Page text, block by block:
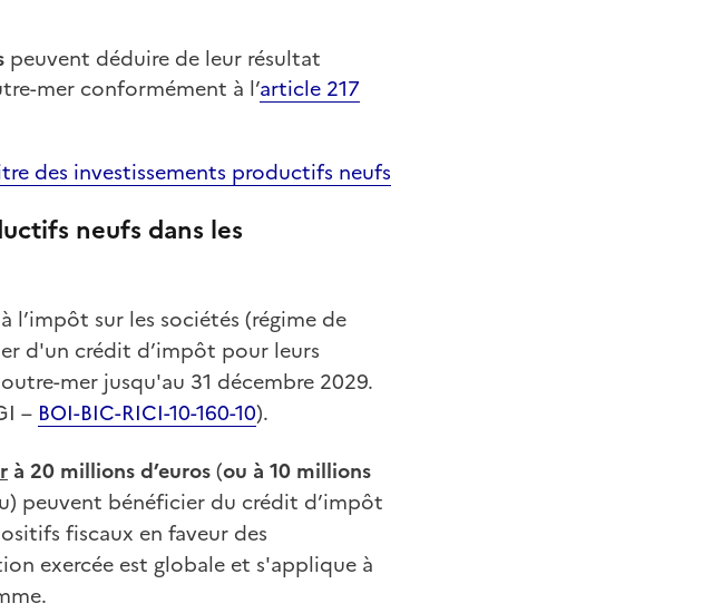
peuvent déduire de leur résultat
mer conformément à l’article 217
des investissements productifs neufs
neufs dans les
l’impôt sur les sociétés (régime de
d'un crédit d’impôt pour leurs
mer jusqu'au 31 décembre 2029.
– BOI-BIC-RICI-10-160-10).
à 20 millions d’euros(ou à 10 millions
peuvent bénéficier du crédit d’impôt
fiscaux en faveur des
exercée est globale et s'applique à